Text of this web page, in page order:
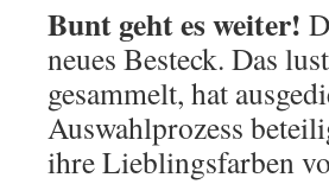
Bunt geht es weiter!
neues Besteck. Das
gesammelt, hat
Auswahlprozess
ihre Lieblingsfarben